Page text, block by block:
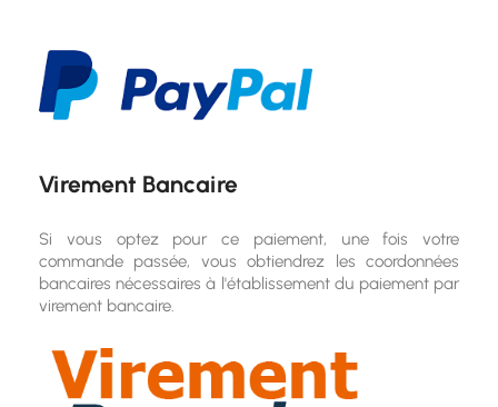
Virement Bancaire
Si vous optez pour ce paiement, une fois votre
commande passée, vous obtiendrez les coordonnées
bancaires nécessaires à l'établissement du paiement par
virement bancaire.